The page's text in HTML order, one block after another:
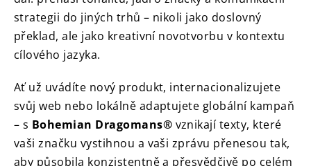
strategii do jiných trhů – nikoli jako doslovný
překlad, ale jako kreativní novotvorbu v kontextu
cílového jazyka.
Ať už uvádíte nový produkt, internacionalizujete
svůj web nebo lokálně adaptujete globální kampaň
– s Bohemian Dragomans® vznikají texty, které
vaši značku vystihnou a vaši zprávu přenesou tak,
aby působila konzistentně a přesvědčivě po celém